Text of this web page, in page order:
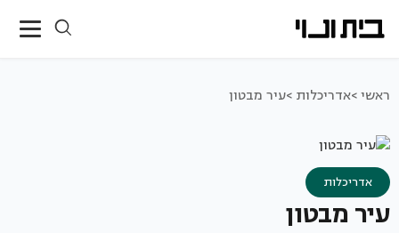
ראשי >אדריכלות >עיר מבטון
אדריכלות
עיר מבטון